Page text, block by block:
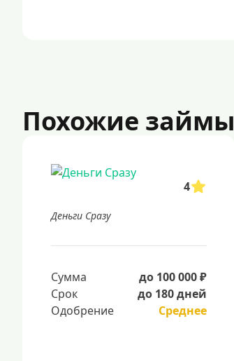
Похожие займы
4
Деньги Сразу
Сумма
до 100 000 ₽
Срок
до 180 дней
Одобрение
Среднее